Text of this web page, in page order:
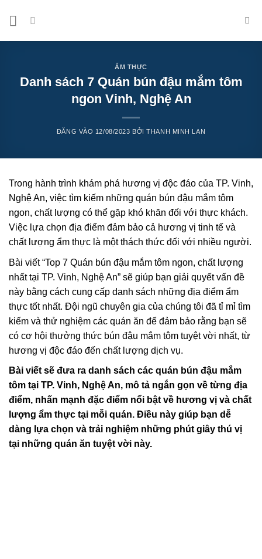
ẨM THỰC
Danh sách 7 Quán bún đậu mắm tôm
ngon Vinh, Nghệ An
ĐĂNG VÀO 12/08/2023 BỞITHANH MINH LAN
Trong hành trình khám phá hương vị độc đáo của TP. Vinh,
Nghệ An, việc tìm kiếm những quán bún đậu mắm tôm
ngon, chất lượng có thể gặp khó khăn đối với thực khách.
Việc lựa chọn địa điểm đảm bảo cả hương vị tinh tế và
chất lượng ẩm thực là một thách thức đối với nhiều người.
Bài viết “Top 7 Quán bún đậu mắm tôm ngon, chất lượng
nhất tại TP. Vinh, Nghệ An” sẽ giúp bạn giải quyết vấn đề
này bằng cách cung cấp danh sách những địa điểm ẩm
thực tốt nhất. Đội ngũ chuyên gia của chúng tôi đã tỉ mỉ tìm
kiếm và thử nghiệm các quán ăn để đảm bảo rằng bạn sẽ
có cơ hội thưởng thức bún đậu mắm tôm tuyệt vời nhất, từ
hương vị độc đáo đến chất lượng dịch vụ.
Bài viết sẽ đưa ra danh sách các quán bún đậu mắm
tôm tại TP. Vinh, Nghệ An, mô tả ngắn gọn về từng địa
điểm, nhấn mạnh đặc điểm nổi bật về hương vị và chất
lượng ẩm thực tại mỗi quán. Điều này giúp bạn dễ
dàng lựa chọn và trải nghiệm những phút giây thú vị
tại những quán ăn tuyệt vời này.